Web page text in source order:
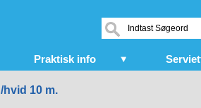
10 m.
Praktisk info